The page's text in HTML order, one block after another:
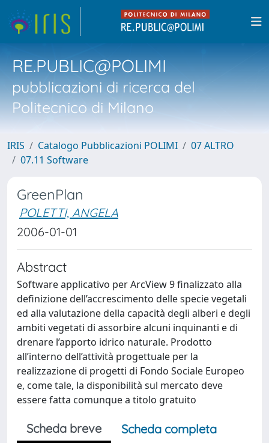
RE.PUBLIC@POLIMI
pubblicazioni di ricerca del
Politecnico di Milano
IRIS Catalogo Pubblicazioni POLIMI
07 ALTRO
07.11 Software
GreenPlan
POLETTI, ANGELA
2006-01-01
Abstract
Software applicativo per ArcView 9 finalizzato alla
definizione dell’accrescimento delle specie vegetali
ed alla valutazione della capacità degli alberi e degli
ambiti vegetati di assorbire alcuni inquinanti e di
drenare l’apporto idrico naturale. Prodotto
all’interno dell’attività progettuale per la
realizzazione di progetti di Fondo Sociale Europeo
e, come tale, la disponibilità sul mercato deve
essere fatta comunque a titolo gratuito
Scheda breve
Scheda completa